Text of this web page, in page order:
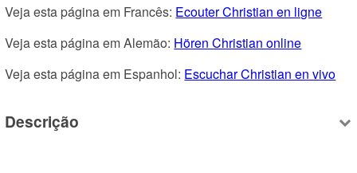
Veja esta página em Francês: Ecouter Christian en ligne
Veja esta página em Alemão: Hören Christian online
Veja esta página em Espanhol: Escuchar Christian en vivo
Descrição